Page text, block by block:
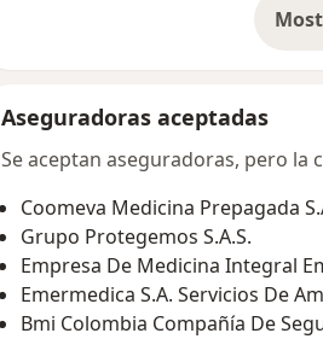
Aseguradoras aceptadas
Se aceptan aseguradoras, pero la
Coomeva Medicina Prepagada
Grupo Protegemos S.A.S.
Empresa De Medicina Integral
Emermedica S.A. Servicios De
Bmi Colombia Compañía De